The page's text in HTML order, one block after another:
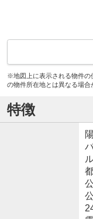
※地図上に表示される物件の
の物件所在地とは異なる場合
特徴